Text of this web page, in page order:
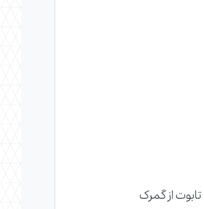
از گمرک